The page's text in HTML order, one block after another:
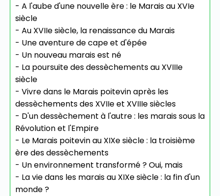
- A l'aube d'une nouvelle ère : le Marais au XVIe
siècle
- Au XVIIe siècle, la renaissance du Marais
- Une aventure de cape et d'épée
- Un nouveau marais est né
- La poursuite des dessèchements au XVIIIe
siècle
- Vivre dans le Marais poitevin après les
dessèchements des XVIIe et XVIIIe siècles
- D'un dessèchement à l'autre : les marais sous la
Révolution et l'Empire
- Le Marais poitevin au XIXe siècle : la troisième
ère des dessèchements
- Un environnement transformé ? Oui, mais
- La vie dans les marais au XIXe siècle : la fin d'un
monde ?